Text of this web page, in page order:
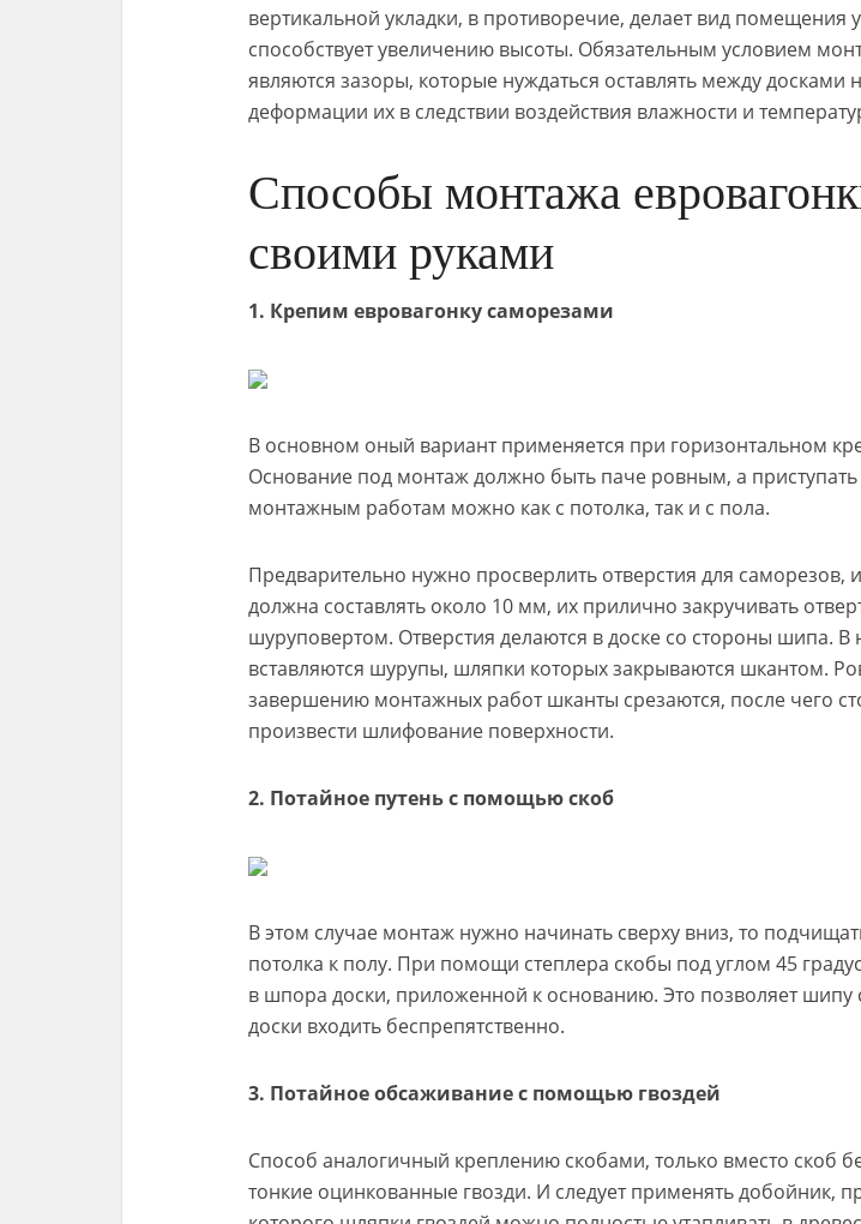
вертикальной укладки, в противоречие, делает вид помещения
способствует увеличению высоты. Обязательным условием
являются зазоры, которые нуждаться оставлять между досками
деформации их в следствии воздействия влажности и
Способы монтажа
своими руками
1. Крепим евровагонку саморезами
В основном оный вариант применяется при горизонтальном
Основание под монтаж должно быть паче ровным, а приступать
монтажным работам можно как с потолка, так и с пола.
Предварительно нужно просверлить отверстия для саморезов,
должна составлять около 10 мм, их прилично закручивать
шуруповертом. Отверстия делаются в доске со стороны шипа. В
вставляются шурупы, шляпки которых закрываются шкантом.
завершению монтажных работ шканты срезаются, после чего
произвести шлифование поверхности.
2. Потайное путень с помощью скоб
В этом случае монтаж нужно начинать сверху вниз, то
потолка к полу. При помощи степлера скобы под углом 45
в шпора доски, приложенной к основанию. Это позволяет
доски входить беспрепятственно.
3. Потайное обсаживание с помощью гвоздей
Способ аналогичный креплению скобами, только вместо скоб
тонкие оцинкованные гвозди. И следует применять добойник,